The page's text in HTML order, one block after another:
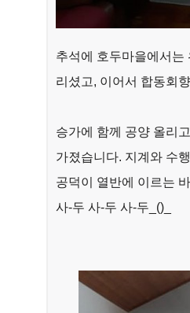
추석에 호두마을에서는
리셨고, 이어서 합동회
승가에 함께 공양 올리
가졌습니다. 지계와 수
공덕이 열반에 이르는
사-두 사-두 사-두_()_